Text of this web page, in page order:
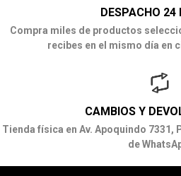
DESPACHO 24
Compra miles de productos
recibes en el mismo día en
CAMBIOS Y
Tienda física en Av. Apoquindo 7331,
de